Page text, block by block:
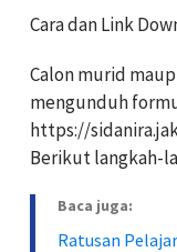
Cara dan Link
Calon murid
mengunduh
https://
Berikut langkah-
Baca juga:
Ratusan